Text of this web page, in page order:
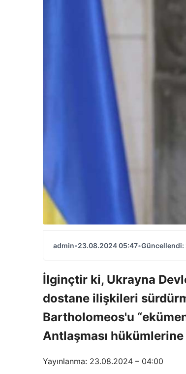
admin•23.08.2024 05:47•
İlginçtir ki, Ukrayna
dostane ilişkileri
Bartholomeos'u
Antlaşması hükümlerine
Yayınlanma: 23.08.2024 – 04:00